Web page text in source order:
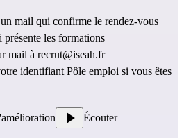
mail qui confirme le rendez-vous
présente les formations
mail à recrut@iseah.fr
identifiant Pôle emploi si vous êtes
Écouter